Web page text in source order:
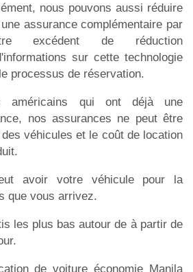
nous pouvons aussi réduire
assurance complémentaire par
excédent de réduction
sur cette technologie
processus de réservation.
américains qui ont déjà une
nos assurances ne peut être
véhicules et le coût de location
avoir votre véhicule pour la
que vous arrivez.
les plus bas autour de à partir de
de voiture économie Manila